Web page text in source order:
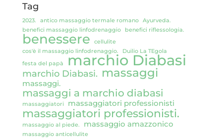
Tag
2023. antico massaggio termale romano
Ayurveda.
benefici massaggio linfodrenaggio
benefici riflessologia.
benessere
cellulite
cos'è il massaggio linfodrenaggio.
Duilio La TEgola
festa del papà
marchio Diabasi
marchio Diabasi. massaggi
massaggi.
massaggi a marchio diabasi
massaggiatori massaggiatori professionisti
massaggiatori professionisti.
massaggio al piede. massaggio amazzonico
massaggio anticellulite